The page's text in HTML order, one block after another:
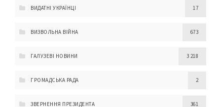
ВИДАТНІ УКРАЇНЦІ 17
ВИЗВОЛЬНА ВІЙНА 673
ГАЛУЗЕВІ НОВИНИ 3 218
ГРОМАДСЬКА РАДА 2
ЗВЕРНЕННЯ ПРЕЗИДЕНТА 361